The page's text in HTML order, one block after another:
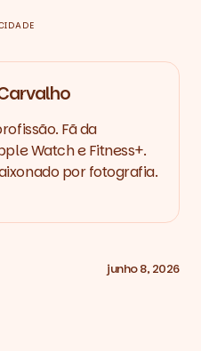
Fã da
Watch e Fitness+.
por fotografia.
junho 8, 2026